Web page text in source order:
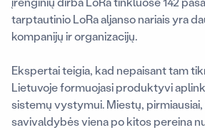
tarptautinio LoRa aljanso nariais yra
kompanijų ir organizacijų.
Ekspertai teigia, kad nepaisant tam
Lietuvoje formuojasi produktyvi
sistemų vystymui. Miestų, pirmiausiai,
savivaldybės viena po kitos pereina